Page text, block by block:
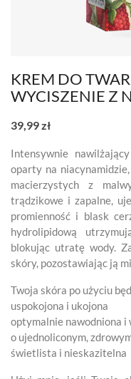
KREM DO
WYCISZENIE Z
39,99 zł
Intensywnie
oparty na
macierzystych z
trądzikowe i zapalne,
promienność i blask
hydrolipidową
blokując utratę wody.
skóry, pozostawiając ją
Twoja skóra po użyciu
uspokojona i ukojona
optymalnie nawodniona i
o ujednoliconym,
świetlista i nieskazitelna